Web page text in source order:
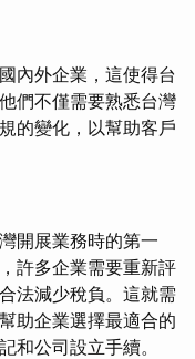
內外企業，這使得台
們不僅需要熟悉台灣
的變化，以幫助客戶
開展業務時的第一
許多企業需要重新評
法減少稅負。這就需
助企業選擇最適合的
和公司設立手續。